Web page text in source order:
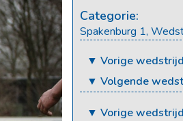
Categorie:
Spakenburg 1,
▼ Vorige
▼ Volgende
▼ Vorige